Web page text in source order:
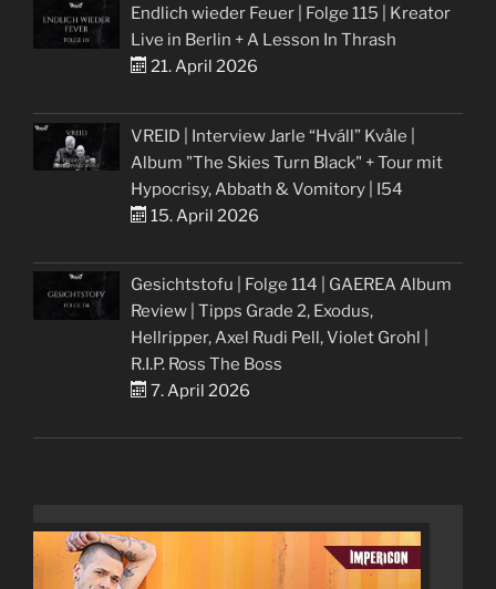
Endlich wieder Feuer | Folge 115 | Kreator
Live in Berlin + A Lesson In Thrash
21. April 2026
VREID | Interview Jarle “Hváll” Kvåle |
Album "The Skies Turn Black" + Tour mit
Hypocrisy, Abbath & Vomitory | I54
15. April 2026
Gesichtstofu | Folge 114 | GAEREA Album
Review | Tipps Grade 2, Exodus,
Hellripper, Axel Rudi Pell, Violet Grohl |
R.I.P. Ross The Boss
7. April 2026